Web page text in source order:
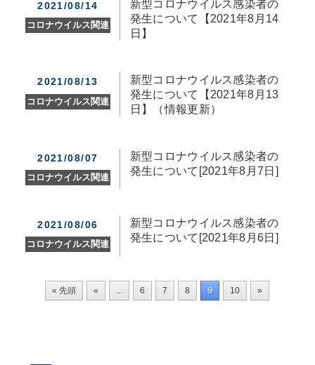
2021/08/14
コロナウイルス関連
新型コロナウイルス感染者の
発生について【2021年8月14
日】
2021/08/13
コロナウイルス関連
新型コロナウイルス感染者の
発生について【2021年8月13
日】（情報更新）
2021/08/07
コロナウイルス関連
新型コロナウイルス感染者の
発生について[2021年8月7日]
2021/08/06
コロナウイルス関連
新型コロナウイルス感染者の
発生について[2021年8月6日]
« 先頭 « 6 7 8 9 10 »